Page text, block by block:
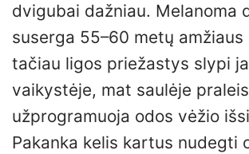
dvigubai dažniau. Melanoma
suserga 55–60 metų amžiaus
tačiau ligos priežastys slypi
vaikystėje, mat saulėje
užprogramuoja odos vėžio
Pakanka kelis kartus nudegti